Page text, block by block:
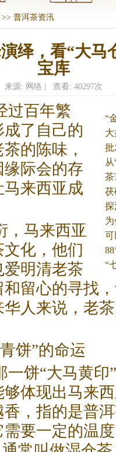
>> 普洱茶资汛
绎，看“大马
宝库
来源: 网络 | 查看: 40297次
“
饼
批
饼
茯
探
可
注
“
百年繁
了自己的
茶的陈味，
缘际会的存
来西亚成
马来西亚
文化，他们
爱明清老茶
留心的寻找
人来说，老茶
饼”的命运
饼“大马黄印”
体现出马来
香，指的是普洱
要一定的温